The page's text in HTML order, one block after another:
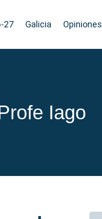
27 Galicia Opiniones
Iago